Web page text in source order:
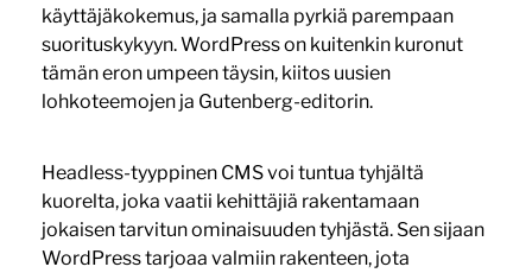
käyttäjäkokemus, ja samalla pyrkiä parempaan
suorituskykyyn. WordPress on kuitenkin kuronut
tämän eron umpeen täysin, kiitos uusien
lohkoteemojen ja Gutenberg-editorin.
Headless-tyyppinen CMS voi tuntua tyhjältä
kuorelta, joka vaatii kehittäjiä rakentamaan
jokaisen tarvitun ominaisuuden tyhjästä. Sen sijaan
WordPress tarjoaa valmiin rakenteen, jota